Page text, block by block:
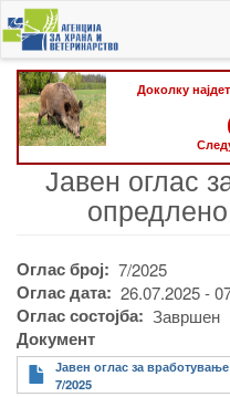
Skip
to
main
content
Доколку
Јавен оглас
Оглас број 7/2025
Оглас дата 26.07.2025 -
Оглас состојба Завршен
Документ
Јавен оглас за
7/2025